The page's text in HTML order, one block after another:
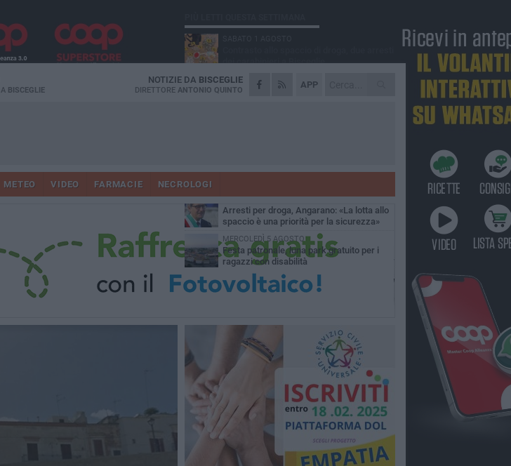
A BISCEGLIE
APP
NOTIZIE DA BISCEGLIE
DIRETTORE ANTONIO QUINTO
METEO VIDEO FARMACIE NECROLOGI
dei carabinieri a Bisceglie
MARTEDÌ 4 AGOSTO
Emergenza caldo, il Comune di Bisceglie
Due auto incendiate nella notte in via Dieta
SABATO 1 AGOSTO
Arresti per droga, Angarano: «La lotta allo
spaccio è una priorità per la sicurezza»
MERCOLEDÌ 5 AGOSTO
Festa patronale, luna park gratuito per i
ragazzi con disabilità